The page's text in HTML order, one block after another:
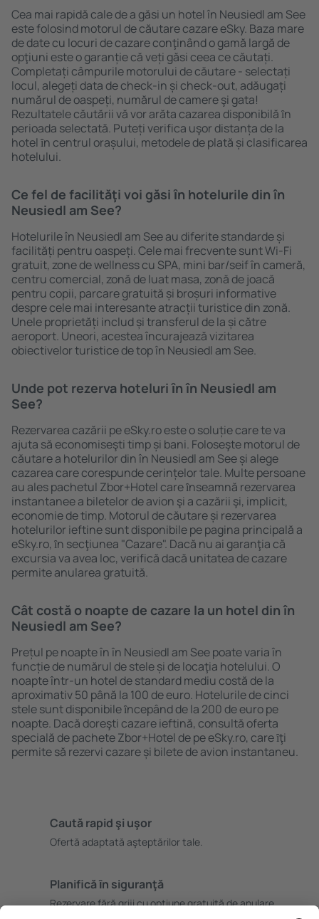
Cea mai rapidă cale de a găsi un hotel în Neusiedl am See
este folosind motorul de căutare cazare eSky. Baza mare
de date cu locuri de cazare conţinând o gamă largă de
opţiuni este o garanție că veți găsi ceea ce căutați.
Completați câmpurile motorului de căutare - selectați
locul, alegeți data de check-in și check-out, adăugați
numărul de oaspeți, numărul de camere şi gata!
Rezultatele căutării vă vor arăta cazarea disponibilă ȋn
perioada selectată. Puteți verifica uşor distanța de la
hotel ȋn centrul orașului, metodele de plată și clasificarea
hotelului.
Ce fel de facilităţi voi găsi ȋn hotelurile din în
Neusiedl am See?
Hotelurile în Neusiedl am See au diferite standarde și
facilități pentru oaspeți. Cele mai frecvente sunt Wi-Fi
gratuit, zone de wellness cu SPA, mini bar/seif în cameră,
centru comercial, zonă de luat masa, zonă de joacă
pentru copii, parcare gratuită și broșuri informative
despre cele mai interesante atracții turistice din zonă.
Unele proprietăți includ și transferul de la și către
aeroport. Uneori, acestea încurajează vizitarea
obiectivelor turistice de top în Neusiedl am See.
Unde pot rezerva hoteluri ȋn în Neusiedl am
See?
Rezervarea cazării pe eSky.ro este o soluție care te va
ajuta să economiseşti timp și bani. Foloseşte motorul de
căutare a hotelurilor din în Neusiedl am See și alege
cazarea care corespunde cerințelor tale. Multe persoane
au ales pachetul Zbor+Hotel care ȋnseamnă rezervarea
instantanee a biletelor de avion şi a cazării şi, implicit,
economie de timp. Motorul de căutare și rezervarea
hotelurilor ieftine sunt disponibile pe pagina principală a
eSky.ro, ȋn secţiunea "Cazare". Dacă nu ai garanţia că
excursia va avea loc, verifică dacă unitatea de cazare
permite anularea gratuită.
Cât costă o noapte de cazare la un hotel din în
Neusiedl am See?
Prețul pe noapte în în Neusiedl am See poate varia în
funcție de numărul de stele și de locaţia hotelului. O
noapte într-un hotel de standard mediu costă de la
aproximativ 50 până la 100 de euro. Hotelurile de cinci
stele sunt disponibile ȋncepând de la 200 de euro pe
noapte. Dacă doreşti cazare ieftină, consultă oferta
specială de pachete Zbor+Hotel de pe eSky.ro, care ȋţi
permite să rezervi cazare și bilete de avion instantaneu.
Caută rapid şi uşor
Ofertă adaptată aşteptărilor tale.
Planifică ȋn siguranţă
Rezervare fără griji cu opțiune gratuită de anulare.